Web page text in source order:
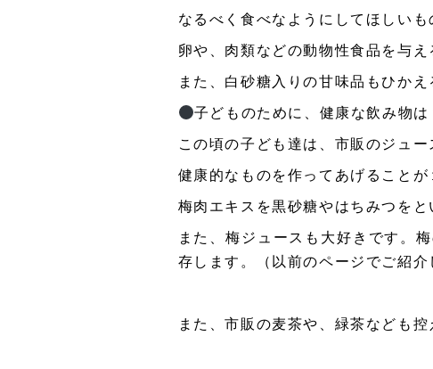
なるべく食べなようにしてほしいも
卵や、肉類などの動物性食品を与
また、白砂糖入りの甘味品もひかえ
子どものために、健康な飲み物は
この頃の子ども達は、市販のジュ
健康的なものを作ってあげることが
梅肉エキスを黒砂糖やはちみつを
また、梅ジュースも大好きです。
存します。（以前のページでご紹介
また、市販の麦茶や、緑茶なども控